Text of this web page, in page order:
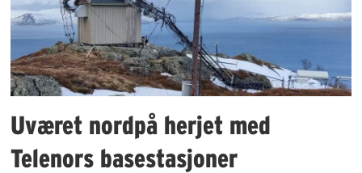
Uværet nordpå herjet med
Telenors basestasjoner